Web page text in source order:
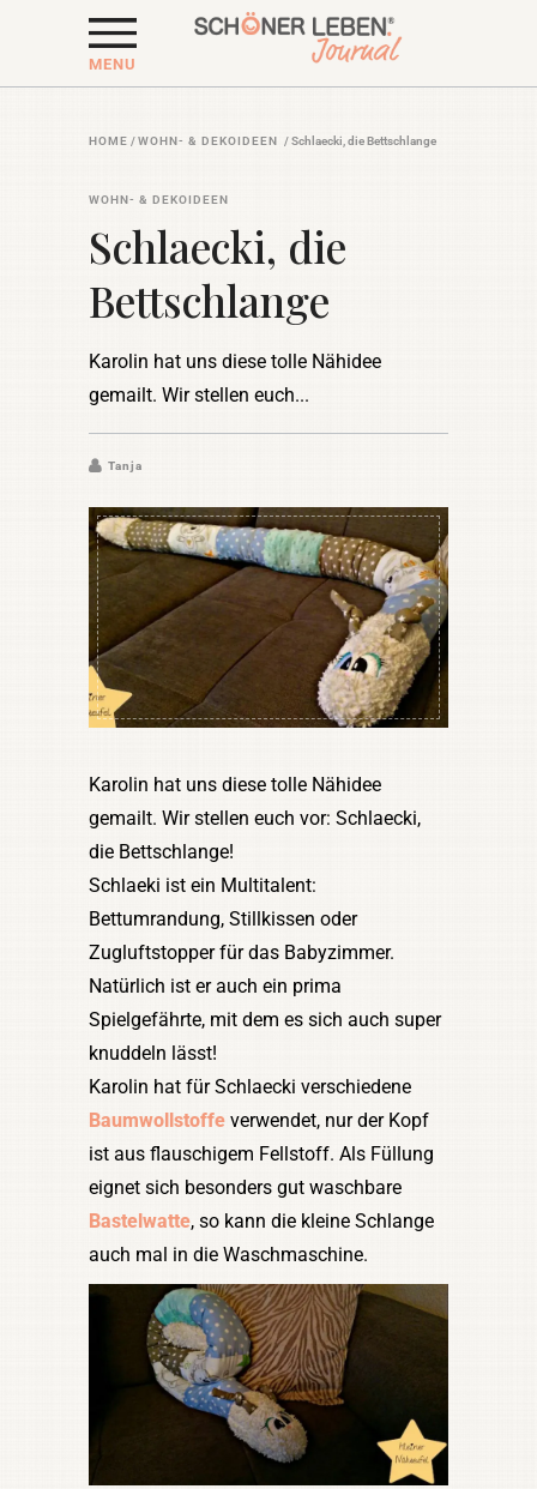
MENU
HOME /WOHN- & DEKOIDEEN /Schlaecki, die Bettschlange
WOHN- & DEKOIDEEN
Schlaecki, die
Bettschlange
Karolin hat uns diese tolle Nähidee
gemailt. Wir stellen euch
Tanja
Karolin hat uns diese tolle Nähidee
gemailt. Wir stellen euch vor: Schlaecki,
die Bettschlange!
Schlaeki ist ein Multitalent:
Bettumrandung, Stillkissen oder
Zugluftstopper für das Babyzimmer.
Natürlich ist er auch ein prima
Spielgefährte, mit dem es sich auch super
knuddeln lässt!
Karolin hat für Schlaecki verschiedene
Baumwollstoffe verwendet, nur der Kopf
ist aus flauschigem Fellstoff. Als Füllung
eignet sich besonders gut waschbare
Bastelwatte, so kann die kleine Schlange
auch mal in die Waschmaschine.